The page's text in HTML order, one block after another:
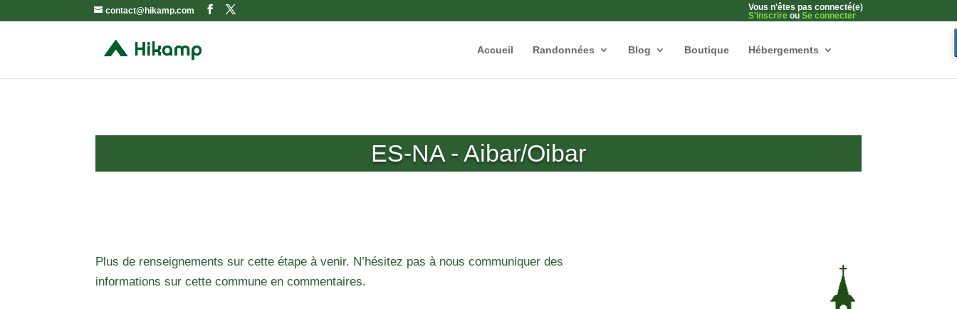
contact@hikamp.com
Vous n'êtes pas connecté(e)
S'inscrire ou Se connecter
Accueil Randonnées Blog Boutique Hébergements
ES-NA - Aibar/Oibar
Plus de renseignements sur cette étape à venir. N’hésitez pas à nous communiquer des
informations sur cette commune en commentaires.